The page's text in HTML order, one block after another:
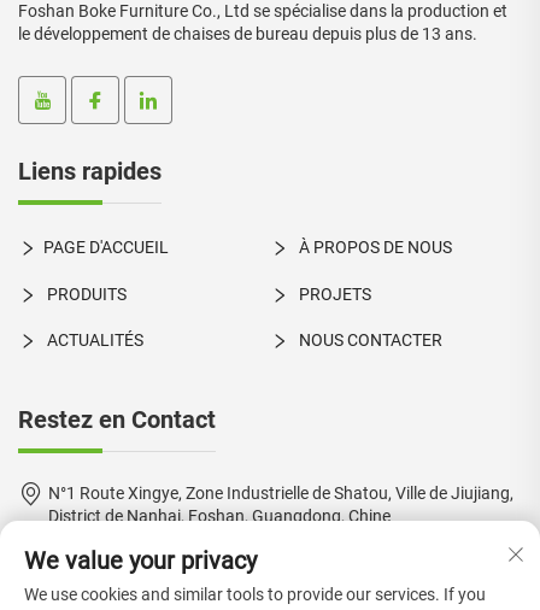
Foshan Boke Furniture Co., Ltd se spécialise dans la production et
le développement de chaises de bureau depuis plus de 13 ans.
Liens rapides
PAGE D'ACCUEIL À PROPOS DE NOUS
PRODUITS PROJETS
ACTUALITÉS NOUS CONTACTER
Restez en Contact
N°1 Route Xingye, Zone Industrielle de Shatou, Ville de Jiujiang,
District de Nanhai, Foshan, Guangdong, Chine
+86-18924550960
[email protected]
We value your privacy
We use cookies and similar tools to provide our services. If you